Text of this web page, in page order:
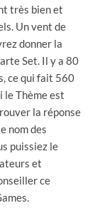
très bien et
Un vent de
donner la
Set. Il y a 80
ce qui fait 560
le Thème est
la réponse
nom des
puissiez le
et
ce